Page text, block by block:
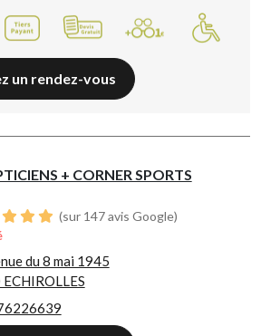
un rendez-vous
+ CORNER SPORTS
(sur 147 avis Google)
du 8 mai 1945